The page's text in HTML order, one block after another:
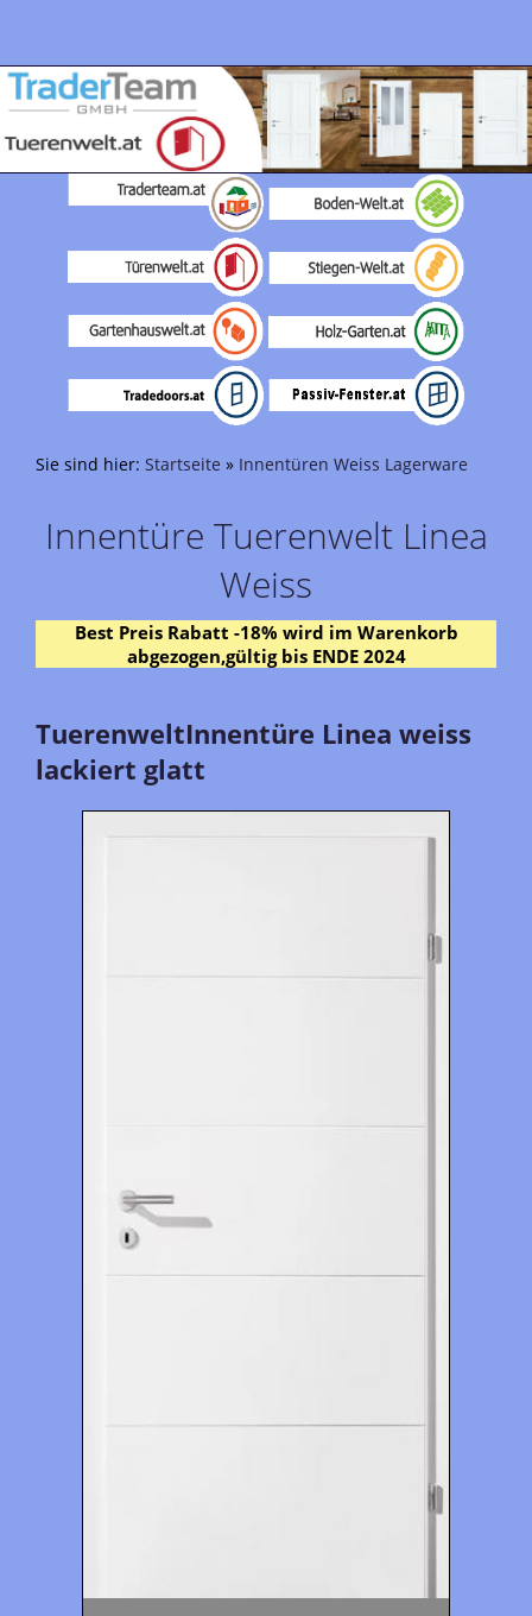
Sie sind hier: Startseite » Innentüren Weiss Lagerware
Innentüre Tuerenwelt Linea
Weiss
Best Preis Rabatt -18% wird im Warenkorb
abgezogen,gültig bis ENDE 2024
TuerenweltInnentüre Linea weiss
lackiert glatt